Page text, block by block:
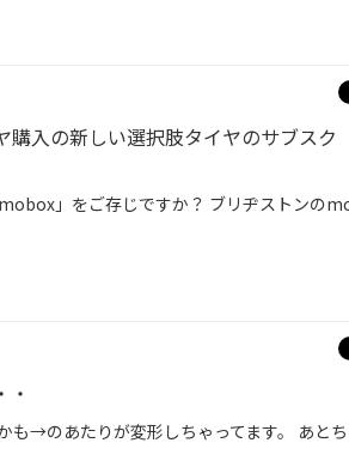
購入の新しい選択肢タイヤのサブスク